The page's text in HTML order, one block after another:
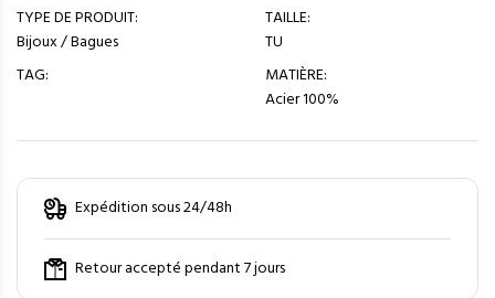
TYPE DE PRODUIT:
Bijoux / Bagues
TAG:
TAILLE:
TU
MATIÈRE:
Acier 100%
Expédition sous 24/48h
Retour accepté pendant 7 jours